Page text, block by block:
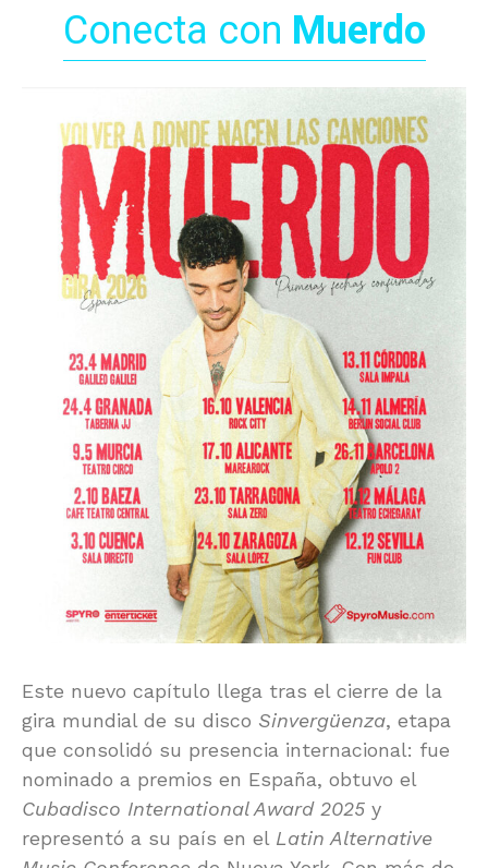
Conecta con Muerdo
Este nuevo capítulo llega tras el cierre de la
gira mundial de su disco Sinvergüenza, etapa
que consolidó su presencia internacional: fue
nominado a premios en España, obtuvo el
Cubadisco International Award 2025 y
representó a su país en el Latin Alternative